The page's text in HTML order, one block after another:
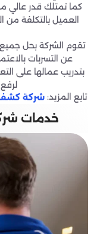
كما تمتلك قدر عالي
العميل بالتكلفة من
تقوم الشركة بحل
عن التسربات
بتدريب عمالها على
تابع المزيد:شركة كشف
خدمات